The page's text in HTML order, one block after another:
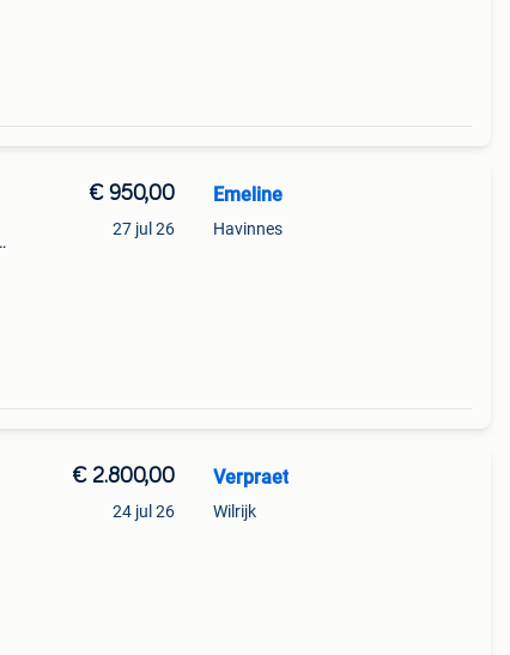
€ 950,00
27 jul 26
Emeline
Havinnes
€ 2.800,00
24 jul 26
Verpraet
Wilrijk